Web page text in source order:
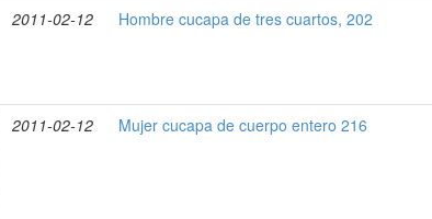
2011-02-12 Hombre cucapa de tres cuartos, 202
2011-02-12 Mujer cucapa de cuerpo entero 216